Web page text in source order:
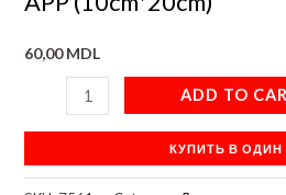
60,00MDL
ADD TO
КУПИТЬ В ОДИН